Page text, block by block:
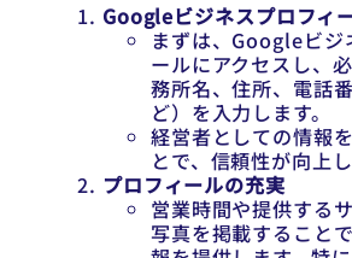
Googleビジネスプロフィ
まずは、Googleビジ
ールにアクセスし、
務所名、住所、電話
ど）を入力します。
経営者としての情報
とで、信頼性が向上し
プロフィールの充実
営業時間や提供する
写真を掲載すること